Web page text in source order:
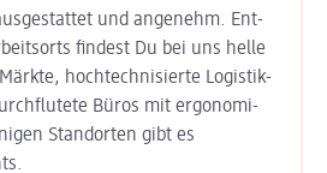
und angenehm. Ent­
findest Du bei uns helle
hoch­technisierte Logistik-
Büros mit ergo­nomi­
Stand­orten gibt es